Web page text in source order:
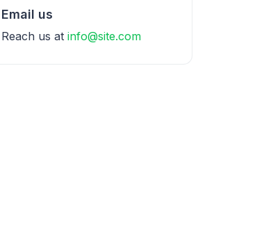
Email us
Reach us at info@site.com